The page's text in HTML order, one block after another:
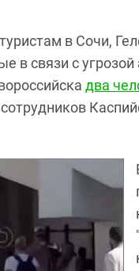
в Сочи,
в связи с
два